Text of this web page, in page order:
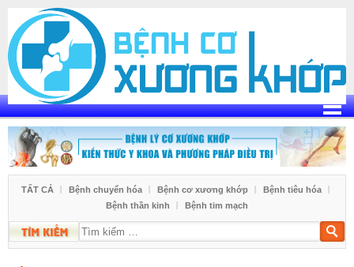
content
TẤT CẢ Bệnh chuyển hóa Bệnh cơ xương khớp
Bệnh tiêu hóa
Bệnh thần kinh
Bệnh tim mạch
Tìm